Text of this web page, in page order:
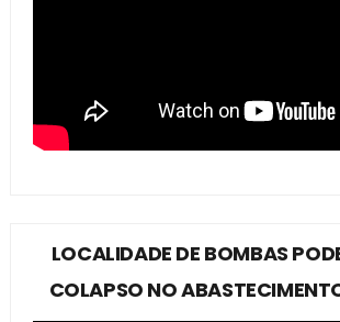
LOCALIDADE DE BOMBAS
COLAPSO NO